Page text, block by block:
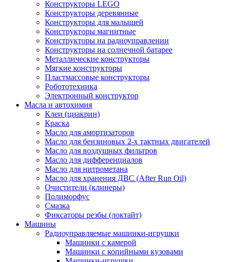
Конструкторы LEGO
Конструкторы деревянные
Конструкторы для малышей
Конструкторы магнитные
Конструкторы на радиоуправлении
Конструкторы на солнечной батарее
Металлические конструкторы
Мягкие конструкторы
Пластмассовые конструкторы
Робототехника
Электронный конструктор
Масла и автохимия
Клеи (циакрин)
Краска
Масло для амортизаторов
Масло для бензиновых 2-х тактных двигателей
Масло для воздушных фильтров
Масло для дифференциалов
Масло для нитрометана
Масло для хранения ДВС (After Run Oil)
Очистители (клинеры)
Полиморфус
Смазка
Фиксаторы резбы (локтайт)
Машины
Радиоуправляемые машинки-игрушки
Машинки с камерой
Машинки с копийными кузовами